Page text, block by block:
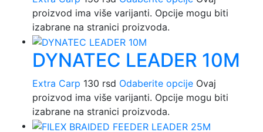
proizvod ima više varijanti. Opcije mogu biti
izabrane na stranici proizvoda.
DYNATEC LEADER 10M
Extra Carp 130 rsd Odaberite opcije Ovaj
proizvod ima više varijanti. Opcije mogu biti
izabrane na stranici proizvoda.